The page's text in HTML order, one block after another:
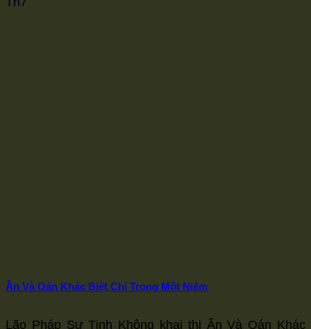
Ân Và Oán Khác Biệt Chỉ Trong Một Niệm
Lão Pháp Sư Tịnh Không khai thị Ân Và Oán Khác